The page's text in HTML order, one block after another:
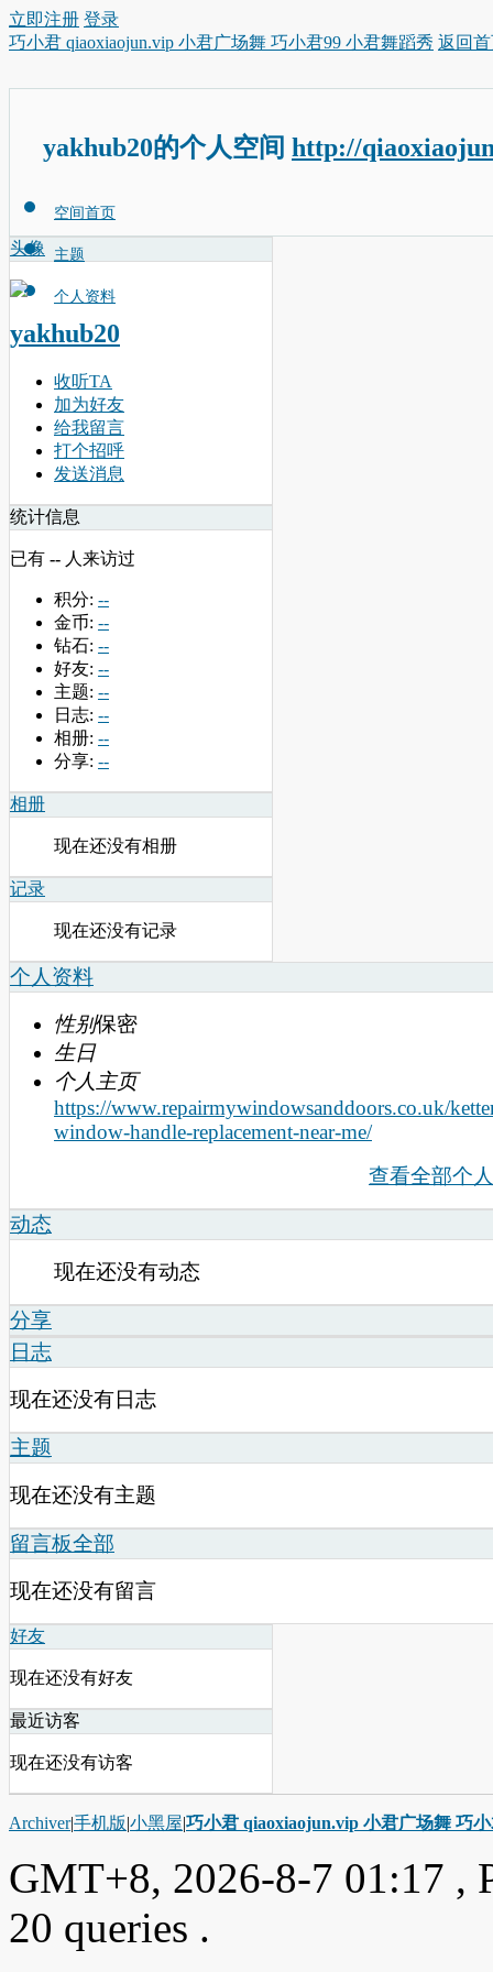
立即注册 登录
巧小君 qiaoxiaojun.vip 小君广场舞 巧小君99 小君舞蹈秀 返回
yakhub20的个人空间 http://
空间首页
主题
个人资料
头像
yakhub20
收听TA
加为好友
给我留言
打个招呼
发送消息
统计信息
已有 -- 人来访过
积分: --
金币: --
钻石: --
好友: --
主题: --
日志: --
相册: --
分享: --
相册
现在还没有相册
记录
现在还没有记录
个人资料
性别保密
生日
个人主页
https://www.repairmywindowsanddoors.co.uk/
window-handle-replacement-near-me/
查看全部个
动态
现在还没有动态
分享
日志
现在还没有日志
主题
现在还没有主题
留言板全部
现在还没有留言
好友
现在还没有好友
最近访客
现在还没有访客
Archiver|手机版|小黑屋|巧小君 qiaoxiaojun.vip 小君广场舞 巧
GMT+8, 2026-8-7 01:17 ,
20 queries .